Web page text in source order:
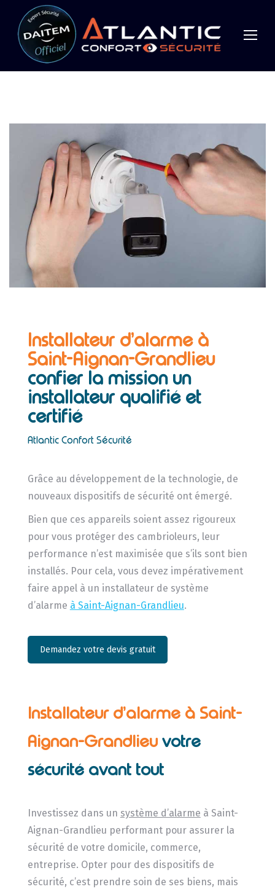
Installateur d’alarme à
Saint-Aignan-Grandlieu
confier la mission un
installateur qualifié et
certifié
Atlantic Confort Sécurité
Grâce au développement de la technologie, de
nouveaux dispositifs de sécurité ont émergé.
Bien que ces appareils soient assez rigoureux
pour vous protéger des cambrioleurs, leur
performance n’est maximisée que s’ils sont bien
installés. Pour cela, vous devez impérativement
faire appel à un installateur de système
d’alarme à Saint-Aignan-Grandlieu.
Demandez votre devis gratuit
Installateur d’alarme à Saint-
Aignan-Grandlieu votre
sécurité avant tout
Investissez dans un système d’alarme à Saint-
Aignan-Grandlieu performant pour assurer la
sécurité de votre domicile, commerce,
entreprise. Opter pour des dispositifs de
sécurité, c’est prendre soin de ses biens, mais